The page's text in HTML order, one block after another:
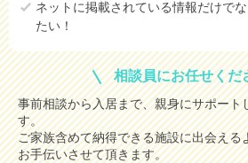
ネットに掲載されている情報だけで
たい！
相談員にお任せくだ
事前相談から入居まで、親身にサポート
す。
ご家族含めて納得できる施設に出会える
お手伝いさせて頂きます。